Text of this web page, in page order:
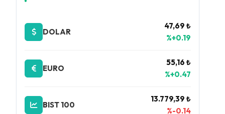
DOLAR
47,69 ₺
%+0.19
EURO
55,16 ₺
%+0.47
BIST 100
13.779,39 ₺
%-0.14